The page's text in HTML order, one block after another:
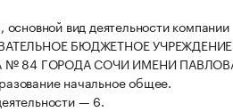
вид деятельности компании
БЮДЖЕТНОЕ
84 ГОРОДА СОЧИ ИМЕНИ
начальное общее.
— 6.